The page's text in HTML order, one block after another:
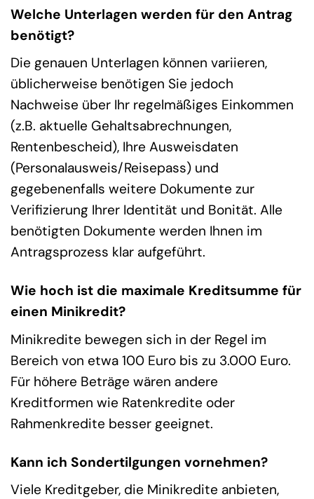
Welche Unterlagen werden für den Antrag
benötigt?
Die genauen Unterlagen können variieren,
üblicherweise benötigen Sie jedoch
Nachweise über Ihr regelmäßiges Einkommen
(z.B. aktuelle Gehaltsabrechnungen,
Rentenbescheid), Ihre Ausweisdaten
(Personalausweis/Reisepass) und
gegebenenfalls weitere Dokumente zur
Verifizierung Ihrer Identität und Bonität. Alle
benötigten Dokumente werden Ihnen im
Antragsprozess klar aufgeführt.
Wie hoch ist die maximale Kreditsumme für
einen Minikredit?
Minikredite bewegen sich in der Regel im
Bereich von etwa 100 Euro bis zu 3.000 Euro.
Für höhere Beträge wären andere
Kreditformen wie Ratenkredite oder
Rahmenkredite besser geeignet.
Kann ich Sondertilgungen vornehmen?
Viele Kreditgeber, die Minikredite anbieten,